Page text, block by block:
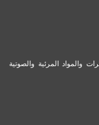
والمواد المرئية والصوتية